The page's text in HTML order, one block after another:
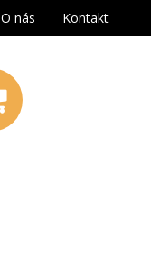
O nás Kontakt